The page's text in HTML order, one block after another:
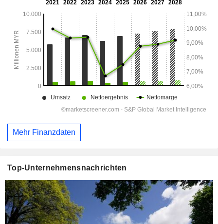
Mehr Finanzdaten
Top-Unternehmensnachrichten